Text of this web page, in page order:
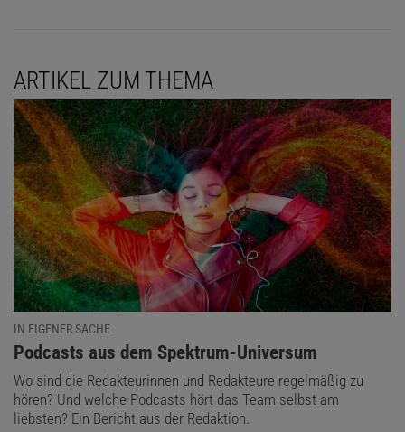
ARTIKEL ZUM THEMA
IN EIGENER SACHE
:
Podcasts aus dem Spektrum-Universum
Wo sind die Redakteurinnen und Redakteure regelmäßig zu
hören? Und welche Podcasts hört das Team selbst am
liebsten? Ein Bericht aus der Redaktion.